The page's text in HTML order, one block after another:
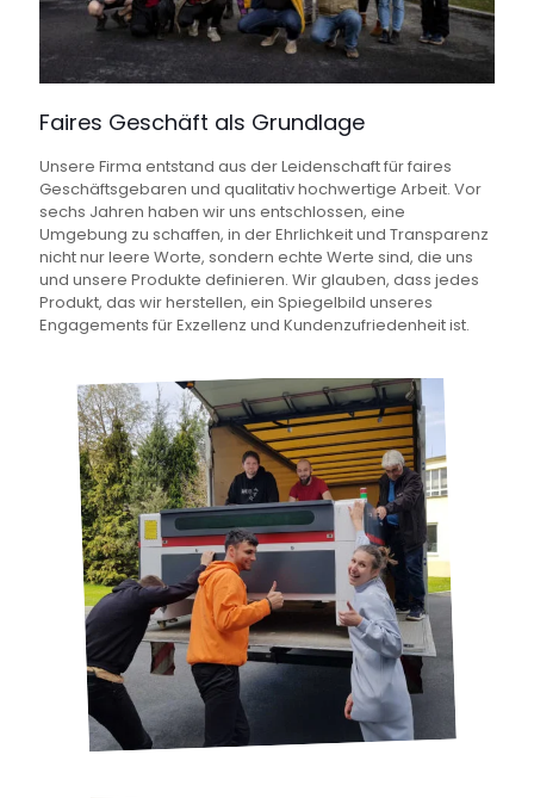
Faires Geschäft als Grundlage
Unsere Firma entstand aus der Leidenschaft für faires
Geschäftsgebaren und qualitativ hochwertige Arbeit. Vor
sechs Jahren haben wir uns entschlossen, eine
Umgebung zu schaffen, in der Ehrlichkeit und Transparenz
nicht nur leere Worte, sondern echte Werte sind, die uns
und unsere Produkte definieren. Wir glauben, dass jedes
Produkt, das wir herstellen, ein Spiegelbild unseres
Engagements für Exzellenz und Kundenzufriedenheit ist.